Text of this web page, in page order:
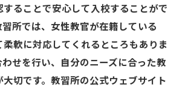
することで安心して入校することがで
習所では、女性教官が在籍している
軟に対応してくれるところもありま
せを行い、自分のニーズに合った教
切です。教習所の公式ウェブサイト